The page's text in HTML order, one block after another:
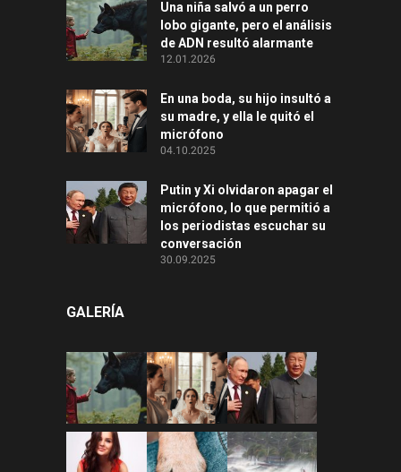
Una niña salvó a un perro
lobo gigante, pero el análisis
de ADN resultó alarmante
12.01.2026
En una boda, su hijo insultó a
su madre, y ella le quitó el
micrófono
04.10.2025
Putin y Xi olvidaron apagar el
micrófono, lo que permitió a
los periodistas escuchar su
conversación
30.09.2025
GALERÍA